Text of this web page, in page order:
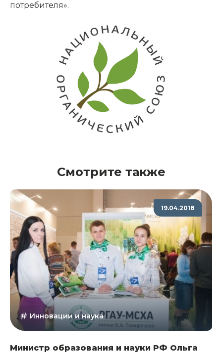
потребителя».
Смотрите также
19.04.2018
Инновации и наука
Министр образования и науки РФ Ольга